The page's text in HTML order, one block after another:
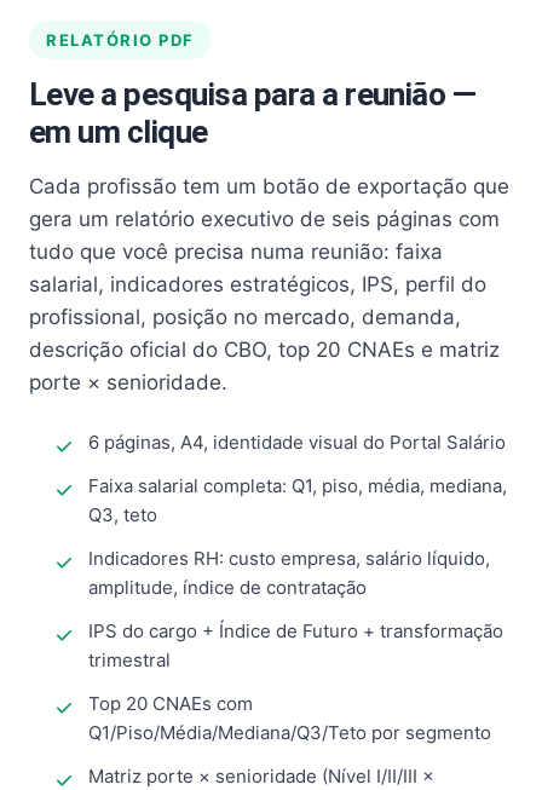
RELATÓRIO PDF
Leve a pesquisa para a reunião —
em um clique
Cada profissão tem um botão de exportação que
gera um relatório executivo de seis páginas com
tudo que você precisa numa reunião: faixa
salarial, indicadores estratégicos, IPS, perfil do
profissional, posição no mercado, demanda,
descrição oficial do CBO, top 20 CNAEs e matriz
porte × senioridade.
6 páginas, A4, identidade visual do Portal Salário
Faixa salarial completa: Q1, piso, média, mediana,
Q3, teto
Indicadores RH: custo empresa, salário líquido,
amplitude, índice de contratação
IPS do cargo + Índice de Futuro + transformação
trimestral
Top 20 CNAEs com
Q1/Piso/Média/Mediana/Q3/Teto por segmento
Matriz porte × senioridade (Nível I/II/III ×